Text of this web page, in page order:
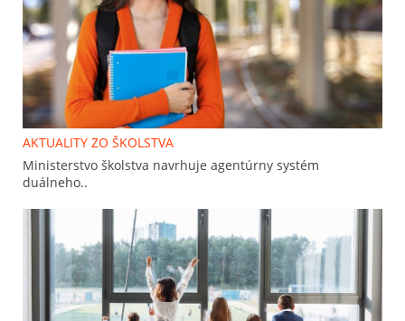
AKTUALITY ZO ŠKOLSTVA
Ministerstvo školstva navrhuje agentúrny systém
duálneho..